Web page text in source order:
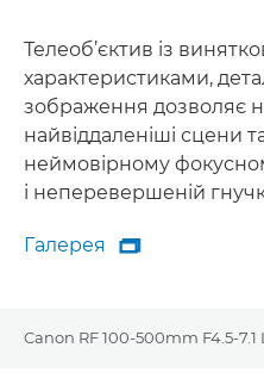
Телеоб’єктив із
характеристиками,
зображення дозволяє
найвіддаленіші сцени
неймовірному
і неперевершеній
Галерея
Галерея

Canon RF 100-500mm F4.5-7.1